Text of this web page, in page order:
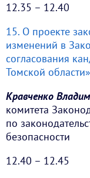
12.35 – 12.40
15. О проекте
изменений в
согласования
Томской
Кравченко
комитета
по
безопасности
12.40 – 12.45